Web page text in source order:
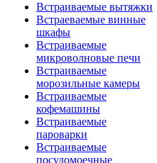
Встраиваемые вытяжки
Встраеваемые винные
шкафы
Встраиваемые
микроволновые печи
Встраиваемые
морозильные камеры
Встраиваемые
кофемашины
Встраиваемые
пароварки
Встраиваемые
посудомоечные